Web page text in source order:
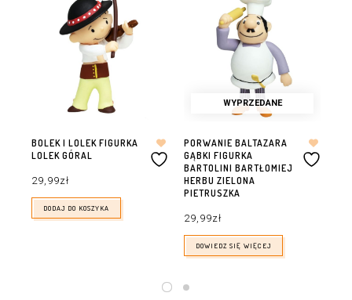
BOLEK I LOLEK FIGURKA
LOLEK GÓRAL
29,99zł
DODAJ DO KOSZYKA
WYPRZEDANE
PORWANIE BALTAZARA
GĄBKI FIGURKA
BARTOLINI BARTŁOMIEJ
HERBU ZIELONA
PIETRUSZKA
29,99zł
DOWIEDZ SIĘ WIĘCEJ